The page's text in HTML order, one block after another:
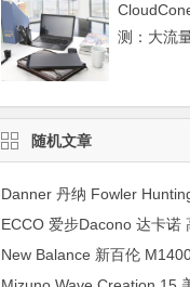
测：大流
随机文章
Danner 丹纳 Fowler
ECCO 爱步Dacono 达卡诺